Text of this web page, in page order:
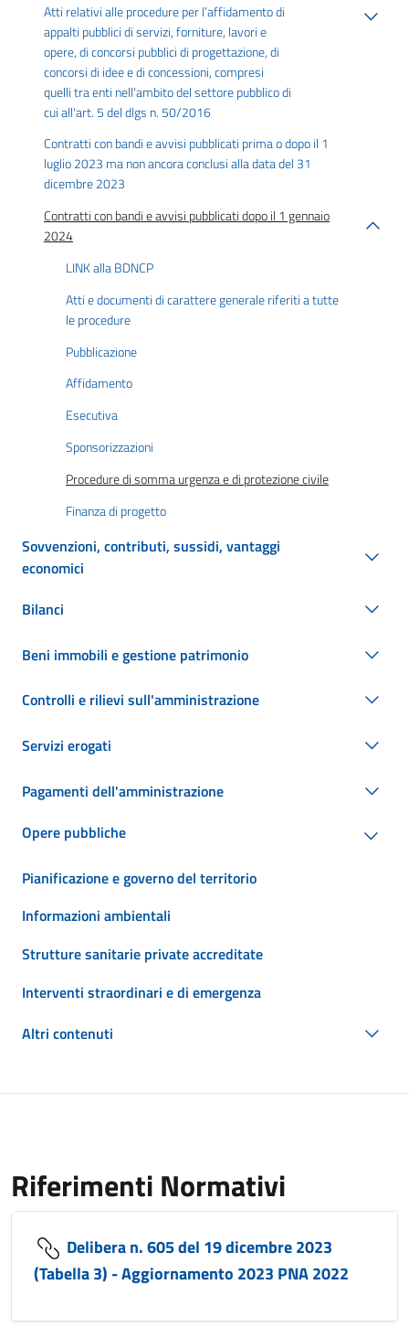
Atti relativi alle procedure per l’affidamento di
appalti pubblici di servizi, forniture, lavori e
opere, di concorsi pubblici di progettazione, di
concorsi di idee e di concessioni, compresi
quelli tra enti nell'ambito del settore pubblico di
cui all'art. 5 del dlgs n. 50/2016
Contratti con bandi e avvisi pubblicati prima o dopo il 1
luglio 2023 ma non ancora conclusi alla data del 31
dicembre 2023
Contratti con bandi e avvisi pubblicati dopo il 1 gennaio
2024
LINK alla BDNCP
Atti e documenti di carattere generale riferiti a tutte
le procedure
Pubblicazione
Affidamento
Esecutiva
Sponsorizzazioni
Procedure di somma urgenza e di protezione civile
Finanza di progetto
Sovvenzioni, contributi, sussidi, vantaggi
economici
Bilanci
Beni immobili e gestione patrimonio
Controlli e rilievi sull'amministrazione
Servizi erogati
Pagamenti dell'amministrazione
Opere pubbliche
Pianificazione e governo del territorio
Informazioni ambientali
Strutture sanitarie private accreditate
Interventi straordinari e di emergenza
Altri contenuti
Riferimenti Normativi
Delibera n. 605 del 19 dicembre 2023
(Tabella 3) - Aggiornamento 2023 PNA 2022